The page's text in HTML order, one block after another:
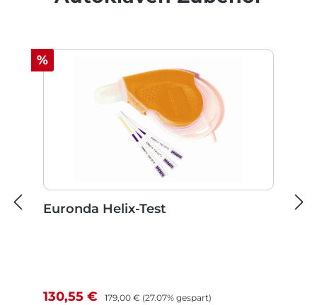
Rabatt
%
Euronda Helix-Test
Verkaufspreis:
130,55 € Regulärer Preis:
179,00 € (27.07% gespart)